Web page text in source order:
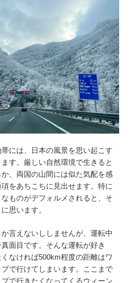
には、日本の風景を思い起こす
す。厳しい自然環境で生きると
、両国の山間には似た気配を感
をあちこちに見出せます。特に
ものがデフォルメされると、そ
思います。
言えないししませんが、運転中
面目です。そんな運転が好き
なければ500km程度の距離はワ
で行けてしまいます。ここまで
で行きたくなってくるウィーン